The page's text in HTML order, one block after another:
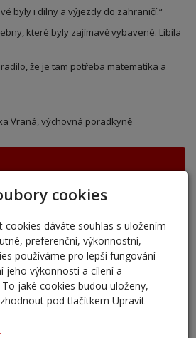
byly i dílny a výjezdy do zahraničí.“
které byly zajímavě vybavené. Líbila
že je tam potřeba matematika a
Vraná, výchovná poradkyně
na naši školu pro školní
roku 2025/2026
cookies
cookies dáváte souhlas s uložením
preferenční, výkonnostní,
používáme pro lepší fungování
jeho výkonnosti a cílení a
jaké cookies budou uloženy,
pod tlačítkem Upravit